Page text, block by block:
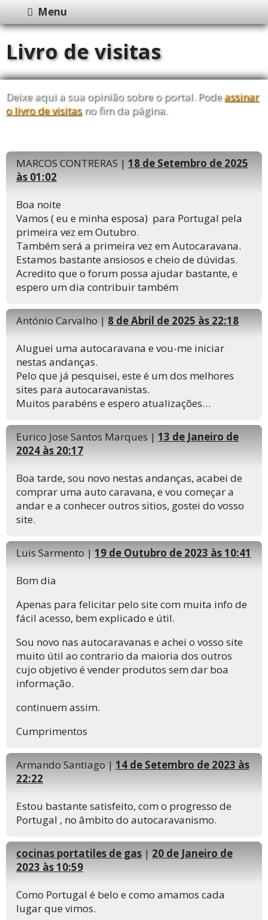
Menu
Livro de visitas
Deixe aqui a sua opinião sobre o portal. Podeassinar
o livro de visitasno fim da página.
MARCOS CONTRERAS | 18 de Setembro de 2025
às 01:02
Boa noite
Vamos ( eu e minha esposa) para Portugal pela
primeira vez em Outubro.
Também será a primeira vez em Autocaravana.
Estamos bastante ansiosos e cheio de dúvidas.
Acredito que o forum possa ajudar bastante, e
espero um dia contribuir também
António Carvalho |8 de Abril de 2025 às 22:18
Aluguei uma autocaravana e vou-me iniciar
nestas andanças.
Pelo que já pesquisei, este é um dos melhores
sites para autocaravanistas.
Muitos parabéns e espero atualizações…
Eurico Jose Santos Marques | 13 de Janeiro de
2024 às 20:17
Boa tarde, sou novo nestas andanças, acabei de
comprar uma auto caravana, e vou começar a
andar e a conhecer outros sitios, gostei do vosso
site.
Luis Sarmento |19 de Outubro de 2023 às 10:41
Bom dia
Apenas para felicitar pelo site com muita info de
fácil acesso, bem explicado e útil.
Sou novo nas autocaravanas e achei o vosso site
muito útil ao contrario da maioria dos outros
cujo objetivo é vender produtos sem dar boa
informação.
continuem assim.
Cumprimentos
Armando Santiago | 14 de Setembro de 2023 às
22:22
Estou bastante satisfeito, com o progresso de
Portugal , no âmbito do autocaravanismo.
cocinas portatiles de gas | 20 de Janeiro de
2023 às 10:59
Como Portugal é belo e como amamos cada
lugar que vimos.